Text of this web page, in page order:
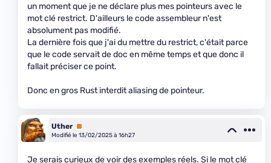
un moment que je ne déclare plus mes pointeurs avec le
mot clé restrict. D'ailleurs le code assembleur n'est
absolument pas modifié.
La dernière fois que j'ai du mettre du restrict, c'était parce
que le code servait de doc en même temps et que donc il
fallait préciser ce point.
Donc en gros Rust interdit aliasing de pointeur.
Uther Premium
Modifié le 13/02/2025 à 16h27
Je serais curieux de voir des exemples réels. Si le mot clé